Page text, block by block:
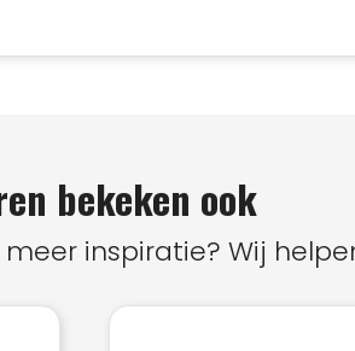
bekeken ook
inspiratie? Wij